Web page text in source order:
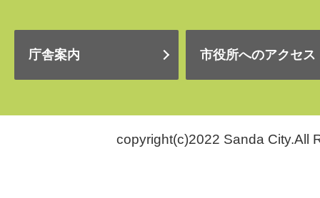
庁舎案内 市役所へのアクセス
copyright(c)2022 Sanda City.All